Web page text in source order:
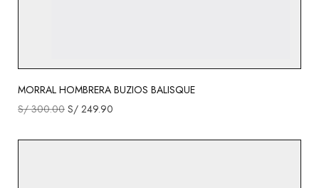
MORRAL HOMBRERA BUZIOS BALISQUE
S/300.00 S/ 249.90